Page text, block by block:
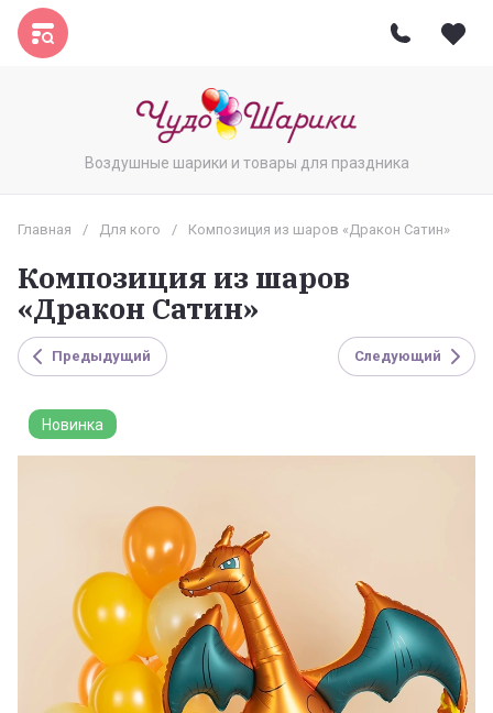
Воздушные шарики и товары для праздника
Главная / Для кого / Композиция из шаров «Дракон Сатин»
Композиция из шаров
«Дракон Сатин»
Предыдущий Следующий
Новинка